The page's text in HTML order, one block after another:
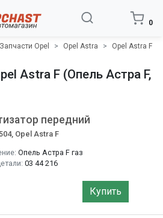
0
Запчасти Opel Opel Astra
Opel Astra F
Astra F (Опель Астра F,
передний
Opel Astra F
Опель Астра F газ
03 44 216
Купить